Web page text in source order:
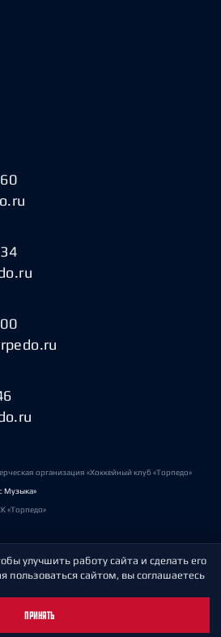
организация «Хоккейный клуб «Торпедо»
Музыка»
«Торпедо»
данных
улучшить работу сайта и сделать его
пользоваться сайтом, вы соглашаетесь
ПРИНЯТЬ